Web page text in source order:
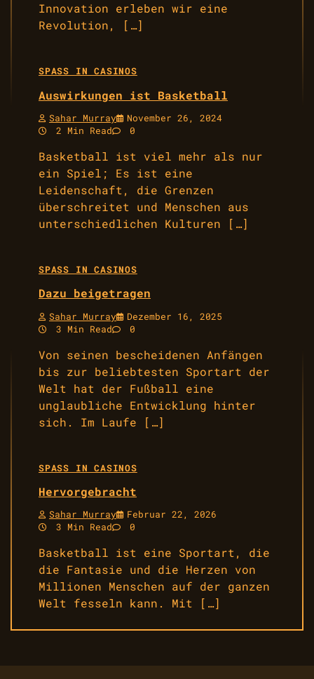
Innovation erleben wir eine
Revolution, […]
SPASS IN CASINOS
Auswirkungen ist Basketball
Sahar Murray
November 26, 2024
2 Min Read
0
Basketball ist viel mehr als nur
ein Spiel; Es ist eine
Leidenschaft, die Grenzen
überschreitet und Menschen aus
unterschiedlichen Kulturen […]
SPASS IN CASINOS
Dazu beigetragen
Sahar Murray
Dezember 16, 2025
3 Min Read
0
Von seinen bescheidenen Anfängen
bis zur beliebtesten Sportart der
Welt hat der Fußball eine
unglaubliche Entwicklung hinter
sich. Im Laufe […]
SPASS IN CASINOS
Hervorgebracht
Sahar Murray
Februar 22, 2026
3 Min Read
0
Basketball ist eine Sportart, die
die Fantasie und die Herzen von
Millionen Menschen auf der ganzen
Welt fesseln kann. Mit […]